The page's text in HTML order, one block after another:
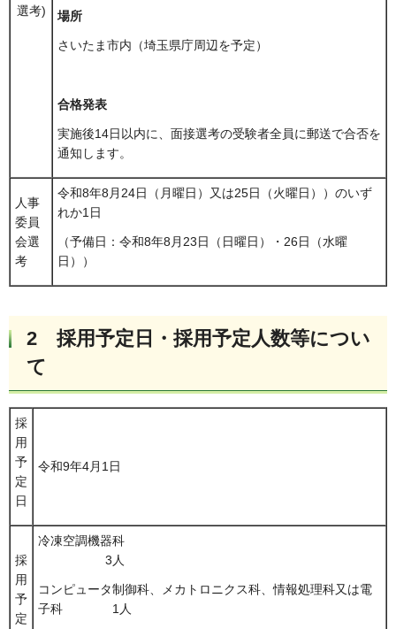
選考)
場所
さいたま市内（埼玉県庁周辺を予定）
合格発表
実施後14日以内に、面接選考の受験者全員に郵送で合否を
通知します。
人事
委員
会選
考
令和8年8月24日（月曜日）又は25日（火曜日））のいず
れか1日
（予備日：令和8年8月23日（日曜日）・26日（水曜
日））
2 採用予定日・採用予定人数等につい
て
採
用
予
定
日
令和9年4月1日
採
用
予
定
冷凍空調機器科
3人
コンピュータ制御科、メカトロニクス科、情報処理科又は電
子科 1人